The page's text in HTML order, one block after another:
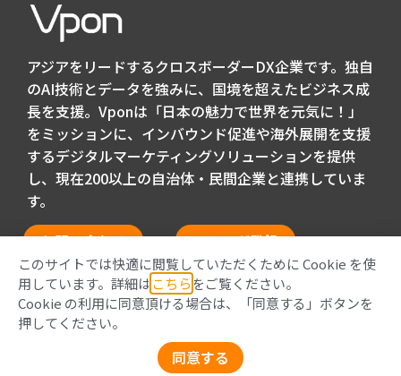
アジアをリードするクロスボーダーDX企業です。独自
のAI技術とデータを強みに、国境を超えたビジネス成
長を支援。Vponは「日本の魅力で世界を元気に！」
をミッションに、インバウンド促進や海外展開を支援
するデジタルマーケティングソリューションを提供
し、現在200以上の自治体・民間企業と連携していま
す。
お問い合わせ
メルマガ登録
© 2026 Vpon All Rights Reserved.
このサイトでは快適に閲覧していただくために Cookie を使
用しています。詳細は こちら をご覧ください。
Cookie の利用に同意頂ける場合は、「同意する」ボタンを
押してください。
同意する